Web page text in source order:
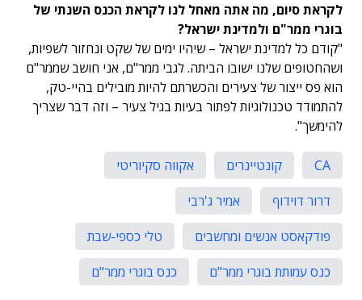
לקראת סיום, מה אתה מאחל לנו לקראת הכנס השנתי של
בוגרי ממר"ם ולמדינת ישראל?
"קודם כל למדינת ישראל – שיהיו ימים של שקט ונחזור לשפיות,
ושהחטופים שלנו ישובו הביתה. לגבי ממר"ם, אני חושב שממר"ם
הוא פס ייצור של צעירים והכשרתם להיות מובילים בהיי-טק,
להתמודד טכנולוגיות לפתור בעיות בגיל צעיר – וזה דבר שצריך
להימשך".
CA קונטיינרים
אקווה סקיוריטי
דרור דוידוף
אמיר ג'רבי
פודקאסט אנשים ומחשבים
טלי כספי-שבת
כנס עמותת בוגרי ממר"ם
כנס בוגרי ממר"ם